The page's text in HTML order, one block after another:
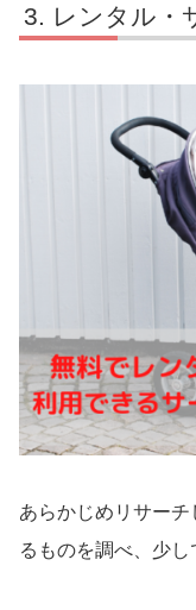
レンタル・
あらかじめリサー
るものを調べ、少し